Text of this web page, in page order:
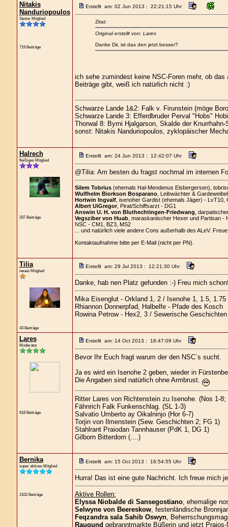
Nitakis
Nanduriopoulos
Senior Mitglied
719 Beiträge
Erstellt am: 02 Jun 2013 : 22:21:15 Uhr
Zitat:
Original erstellt von: Lares
Danke Dir, ist das den jetzt besser?
ich sehe zumindest keine NSC-Foren mehr, ob
Beiträge gibt, weiß ich natürlich nicht :)
Schwarze Lande 1&2: Falk v. Firunstein (möge
Schwarze Lande 3: Efferdbruder Perval "Hobs"
Thorwal 8: Byrni Hjalgarson, Skalde der
sonst: Nitakis Nanduriopoulos, zyklopäischer
Halrech
fleißiges Mitglied
337 Beiträge
Erstellt am: 24 Jun 2013 : 12:42:07 Uhr
@Tilia: Am besten du fragst nochmal im internen
Silem Tobrius(ehemals Hal-Mendenus Eisbergersen),
Wulfhelm Biorkson Bosparano, Leibwächter &
Hortwin Ingvalf, isenoher Gardist (ehemals Jäger) - LvT10,
Albert UiGregor, Pirat/Schiffsarzt - DG1
Answin U. H. von Bluthechtingen-Friedwang ,
Vegsziber von Huab, maraskanischer Hexer und Partisan -
NSC - CM1, BZ3, MS2
... und natürlich viele andere Cons außerhalb des ALeV.
Kontaktaufnahme bitte per E-Mail (nicht per PN).
Tilia
neues Mitglied
43 Beiträge
Erstellt am: 29 Jul 2013 : 12:21:30 Uhr
Danke, hab nen Platz gefunden :-) Freu mich
Mika Eisenglut - Orkland 1, 2 / Isenohe 1, 1.5, 1.75
Rhiannon Donnerpfad, Halbelfe - Pfade des Kosch
Rowina Petrow - Hex2, 3 / Sewerische
Lares
Moderator
618 Beiträge
Erstellt am: 14 Oct 2013 : 18:47:09 Uhr
Bevor Ihr Euch fragt warum der den NSC´s sucht.
Ja es wird ein Isenohe 2 geben, wieder in
Die Angaben sind natürlich ohne Armbrust.
Ritter Lares von Richtenstein zu Isenohe. (Nos 1-
Fähnrich Falk Funkenschlag. (SL 1-3)
Salvatio Umberto ay Oikalninjo (Hor 6-7)
Torjin von Ilmenstein (Sew. Geschichten 2; FG 1)
Stahlrant Praiodan Tannhauser (PdK 1, DG 1)
Gilborn Bitterdorn (....)
Bernika
super aktives Mitglied
2102 Beiträge
Erstellt am: 15 Oct 2013 : 16:54:55 Uhr
Hurra! Das ist eine gute Nachricht. Ich freue mich
Aktive Rollen:
Elyssa Niobalde di Sansegostiano, ehemalige
Selwyne von Beereskow, festenländische
Feqzandra sala Sahib Oswyn,
Raugund gebranntmarkte Büßerin und jetzt